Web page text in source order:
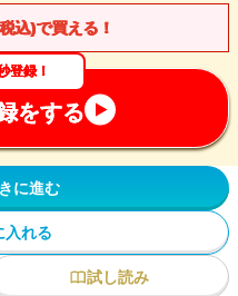
込)で買える！
登録！
をする
に進む
入れる
試し読み